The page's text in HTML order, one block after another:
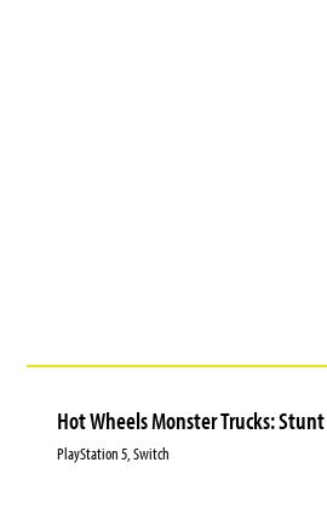
Hot Wheels Monster Trucks:
PlayStation 5, Switch